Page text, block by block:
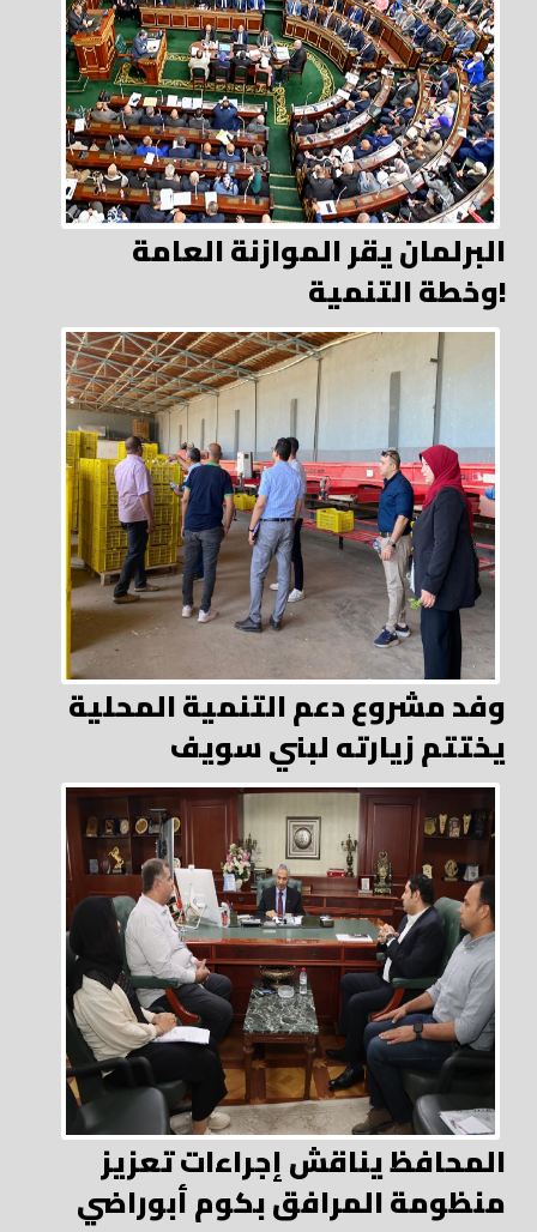
البرلمان يقر الموازنة العامة
وخطة التنمية!
وفد مشروع دعم التنمية المحلية
يختتم زيارته لبني سويف
المحافظ يناقش إجراءات تعزيز
منظومة المرافق بكوم أبوراضي